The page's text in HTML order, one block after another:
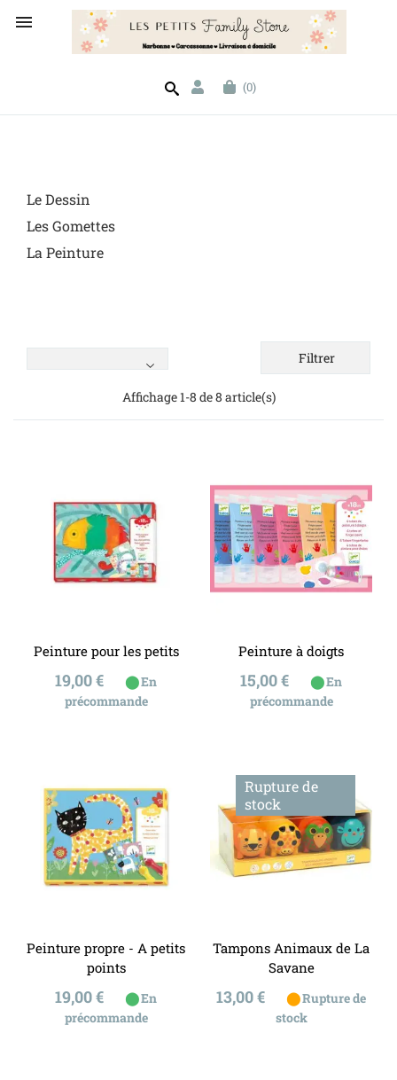

(0)
Le Dessin
Les Gomettes
La Peinture
Filtrer
Affichage 1-8 de 8 article(s)
Peinture pour les petits
Prix
19,00 € ⬤En
précommande
Peinture à doigts
Prix
15,00 € ⬤En
précommande
Peinture propre - A petits
points
Prix
19,00 € ⬤En
précommande
Tampons Animaux de La
Savane
Prix
13,00 € ⬤Rupture de
stock
Rupture de
stock